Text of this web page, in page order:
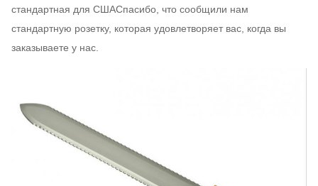
стандартная для СШАСпасибо, что сообщили нам
стандартную розетку, которая удовлетворяет вас, когда вы
заказываете у нас.